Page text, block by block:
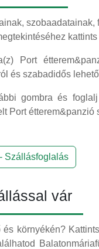
Port
és szabadidős
gombra és
Port étterem&panzió
Szállásfoglalás
vár
környékén?